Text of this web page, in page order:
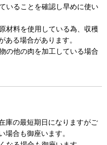
いることを確認し早めに使い
材料を使用している為、収穫
る場合があります。
の他の肉を加工している場合
庫の最短期日になりますがご
合も御座います。